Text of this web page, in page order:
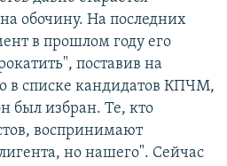
обочину. На последних
в прошлом году его
поставив на
в списке кандидатов КПЧМ,
был избран. Те, кто
воспринимают
но нашего". Сейчас